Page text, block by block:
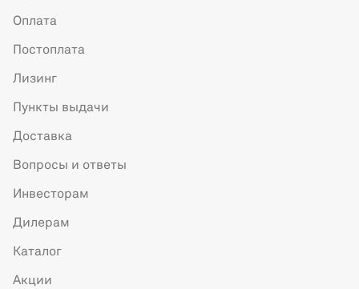
Оплата
Постоплата
Лизинг
Пункты выдачи
Доставка
Вопросы и ответы
Инвесторам
Дилерам
Каталог
Акции